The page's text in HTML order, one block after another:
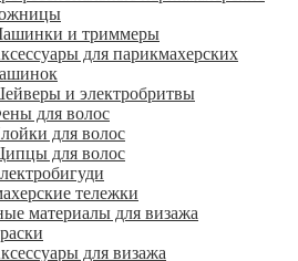
и триммеры
для парикмахерских
и электробритвы
для волос
для волос
для волос
тележки
материалы для визажа
для визажа